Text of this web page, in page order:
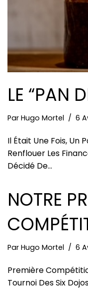
LE “PAN
Par Hugo Mortel 6
Il Était Une Fois, Un
Renflouer Les
Décidé De…
NOTRE
Par Hugo Mortel 6
Première
Tournoi Des Six